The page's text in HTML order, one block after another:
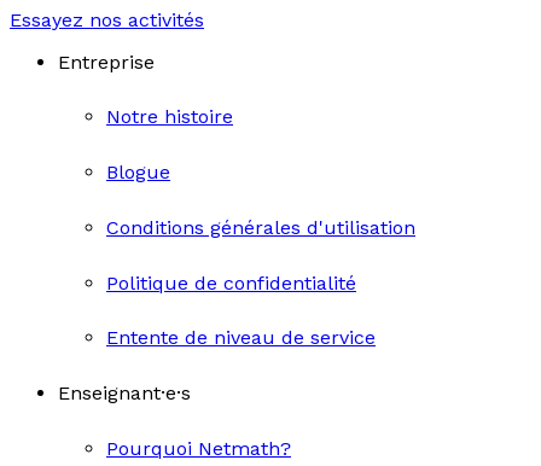
Essayez nos activités
Entreprise
Notre histoire
Blogue
Conditions générales d'utilisation
Politique de confidentialité
Entente de niveau de service
Enseignant·e·s
Pourquoi Netmath?